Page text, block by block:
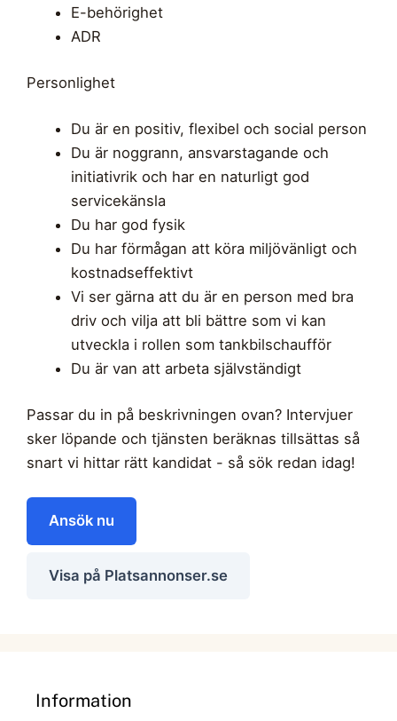
E-behörighet
ADR
Personlighet
Du är en positiv, flexibel och social person
Du är noggrann, ansvarstagande och
initiativrik och har en naturligt god
servicekänsla
Du har god fysik
Du har förmågan att köra miljövänligt och
kostnadseffektivt
Vi ser gärna att du är en person med bra
driv och vilja att bli bättre som vi kan
utveckla i rollen som tankbilschaufför
Du är van att arbeta självständigt
Passar du in på beskrivningen ovan? Intervjuer
sker löpande och tjänsten beräknas tillsättas så
snart vi hittar rätt kandidat - så sök redan idag!
Ansök nu
Visa på Platsannonser.se
Information